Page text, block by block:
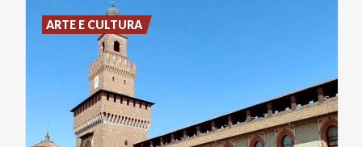
ARTE E CULTURA